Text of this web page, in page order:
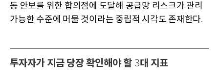
동 안보를 위한 합의점에 도달해 공급망 리스크가 관리
가능한 수준에 머물 것이라는 중립적 시각도 존재한다.
투자자가 지금 당장 확인해야 할 3대 지표